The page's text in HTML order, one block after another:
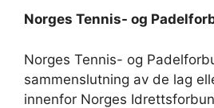
Norges Tennis- og
Norges Tennis- og
sammenslutning av de lag
innenfor Norges